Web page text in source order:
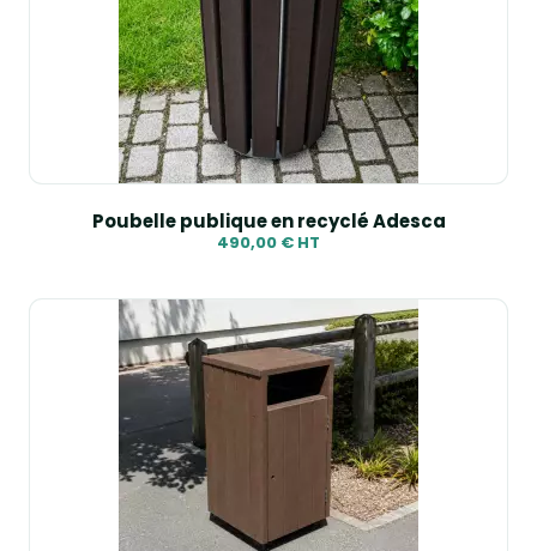
Poubelle publique en recyclé Adesca
490,00 € HT